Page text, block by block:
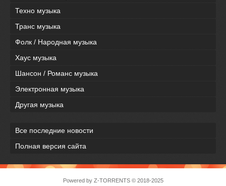
Техно музыка
Транс музыка
Фолк / Народная музыка
Хаус музыка
Шансон / Романс музыка
Электронная музыка
Другая музыка
Все последние новости
Полная версия сайта
Powered by Z-TORRENTS© 2018-2025